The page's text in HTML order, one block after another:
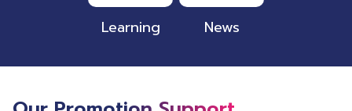
Learning News